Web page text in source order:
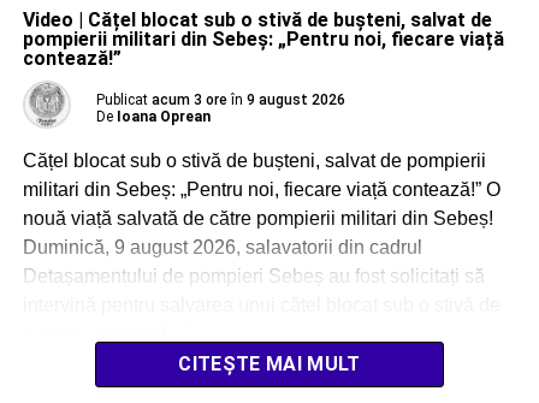
Video | Cățel blocat sub o stivă de bușteni, salvat de
pompierii militari din Sebeș: „Pentru noi, fiecare viață
contează!”
Publicat acum 3 ore în 9 august 2026
De Ioana Oprean
Cățel blocat sub o stivă de bușteni, salvat de pompierii
militari din Sebeș: „Pentru noi, fiecare viață contează!” O
nouă viață salvată de către pompierii militari din Sebeș!
Duminică, 9 august 2026, salavatorii din cadrul
Detașamentului de pompieri Sebeș au fost solicitați să
CITEȘTE MAI MULT